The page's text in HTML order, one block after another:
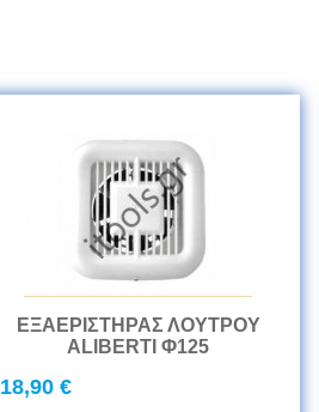
ΕΞΑΕΡΙΣΤΗΡΑΣ ΛΟΥΤΡΟΥ
ALIBERTI Φ125
18,90 €